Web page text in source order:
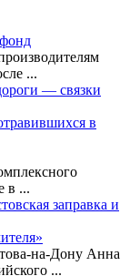
...
— связки
в
в ...
заправка и
на-Дону Анна
...